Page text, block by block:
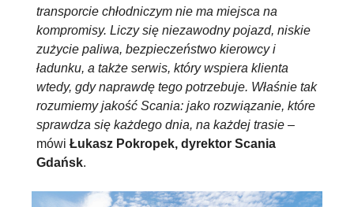
transporcie chłodniczym nie ma miejsca na
kompromisy. Liczy się niezawodny pojazd, niskie
zużycie paliwa, bezpieczeństwo kierowcy i
ładunku, a także serwis, który wspiera klienta
wtedy, gdy naprawdę tego potrzebuje. Właśnie tak
rozumiemy jakość Scania: jako rozwiązanie, które
sprawdza się każdego dnia, na każdej trasie –
mówi Łukasz Pokropek, dyrektor Scania
Gdańsk.